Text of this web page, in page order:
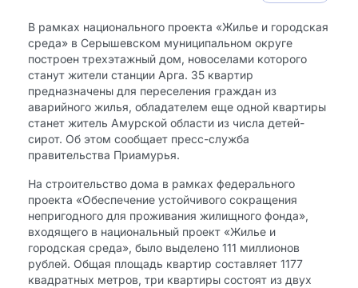
В рамках национального проекта «Жилье и городская
среда»​ в Серышевском муниципальном округе
построен трехэтажный дом, новоселами которого
станут жители станции Арга. 35 квартир
предназначены для переселения граждан из
аварийного жилья, обладателем еще одной квартиры
станет житель Амурской области из числа детей-
сирот. Об этом сообщает пресс-служба
правительства Приамурья.
На строительство дома в рамках федерального
проекта «Обеспечение устойчивого сокращения
непригодного для проживания жилищного фонда»,
входящего в национальный проект «Жилье и
городская среда», было выделено 111 миллионов
рублей. Общая площадь квартир составляет 1177
квадратных метров, три квартиры состоят из двух